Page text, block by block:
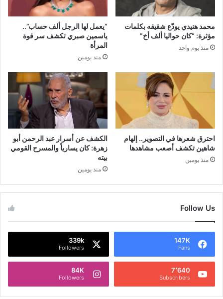
محمد هنيدي يودّع شقيقه بكلمات
مؤثرة: “كان حواليا ألف أخ”
منذ يوم واحد
“يعمل لها الرجل ألف حساب”..
ياسمين صبري تكشف سر قوة
المرأة
منذ يومين
احترق شعرها في التصوير.. إلهام
شاهين تكشف أصعب مشاهدها
منذ يومين
الكشف عن أسرار عبد الرحمن أبو
زهرة: كان يسارياً والمسرح القومي
بيته
منذ يومين
Follow Us
147K
Fans
339k
Followers
7٬640
Subscribers
84K
Followers